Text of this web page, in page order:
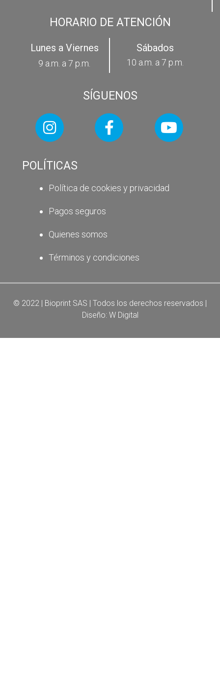
HORARIO DE ATENCIÓN
Lunes a Viernes
9 a.m. a 7 p.m.
Sábados
10 a.m. a 7 p.m.
SÍGUENOS
POLÍTICAS
Política de cookies y privacidad
Pagos seguros
Quienes somos
Términos y condiciones
© 2022 | Bioprint SAS | Todos los derechos reservados |
Diseño: W Digital